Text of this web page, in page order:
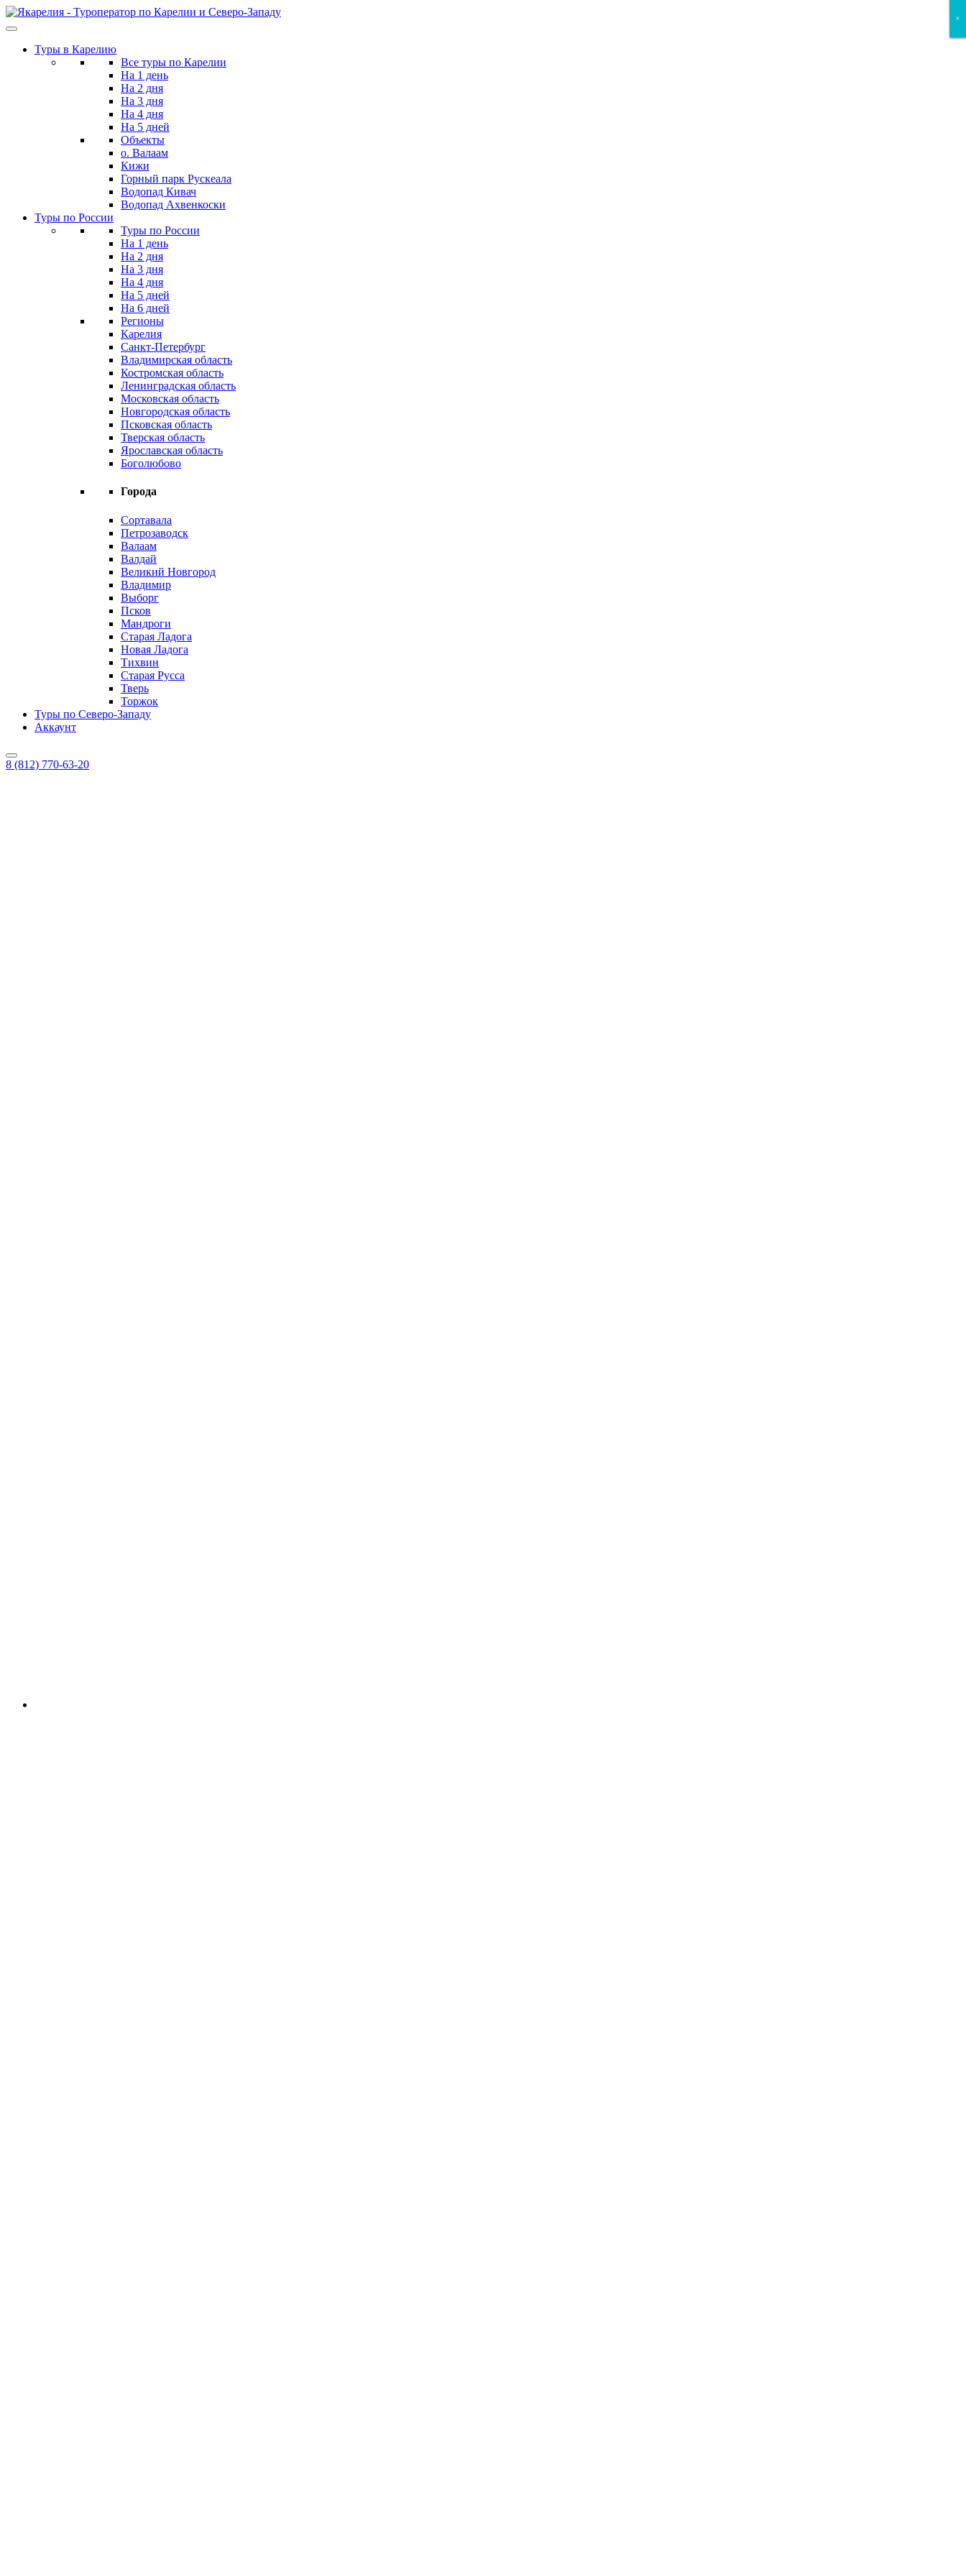
Skip
to
contentТуры в Карелию
Все туры по Карелии
На 1 день
На 2 дня
На 3 дня
На 4 дня
На 5 дней
Объекты
о. Валаам
Кижи
Горный парк Рускеала
Водопад Кивач
Водопад Ахвенкоски
Туры по России
Туры по России
На 1 день
На 2 дня
На 3 дня
На 4 дня
На 5 дней
На 6 дней
Регионы
Карелия
Санкт-Петербург
Владимирская область
Костромская область
Ленинградская область
Московская область
Новгородская область
Псковская область
Тверская область
Ярославская область
Боголюбово
Города
Сортавала
Петрозаводск
Валаам
Валдай
Великий Новгород
Владимир
Выборг
Псков
Мандроги
Старая Ладога
Новая Ладога
Тихвин
Старая Русса
Тверь
Торжок
Туры по Северо-Западу
Аккаунт
8 (812) 770-63-20
×
×
×